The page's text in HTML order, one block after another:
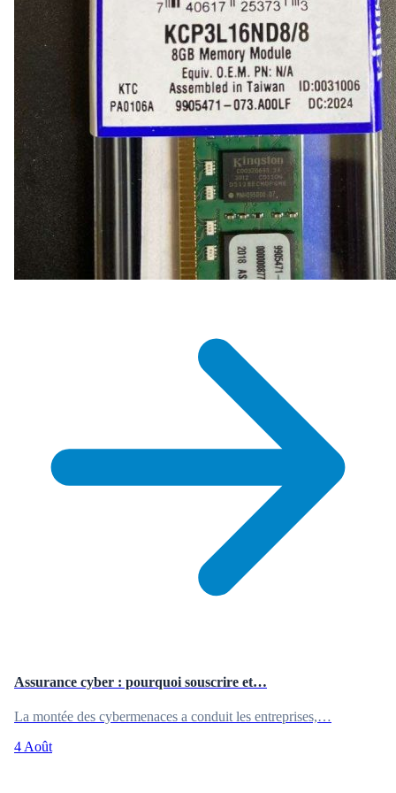
Assurance cyber : pourquoi souscrire et…
La montée des cybermenaces a conduit les entreprises,…
4 Août